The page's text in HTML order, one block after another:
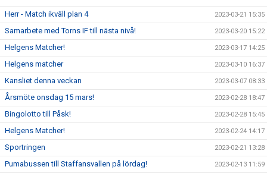
Herr - Match ikväll plan 4 2023-03-21 15:35
Samarbete med Torns IF till nästa nivå! 2023-03-20 15:22
Helgens Matcher! 2023-03-17 14:25
Helgens matcher 2023-03-10 16:37
Kansliet denna veckan 2023-03-07 08:33
Årsmöte onsdag 15 mars! 2023-02-28 18:47
Bingolotto till Påsk! 2023-02-28 15:45
Helgens Matcher! 2023-02-24 14:17
Sportringen 2023-02-21 13:28
Pumabussen till Staffansvallen på lördag! 2023-02-13 11:59